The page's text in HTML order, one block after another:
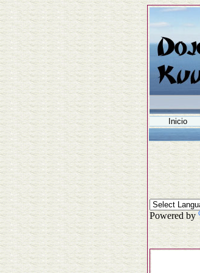
Inicio
Powered by